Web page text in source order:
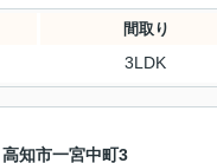
間取り
3LDK
高知市一宮中町3